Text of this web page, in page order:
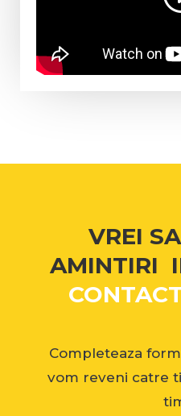
VREI
AMINTIRI
Completeaza
vom reveni catre